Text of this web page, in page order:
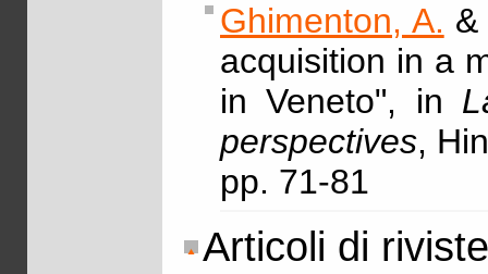
Ghimenton, A. &
acquisition in a
in Veneto", in
perspectives,
pp. 71-81
Articoli di riviste